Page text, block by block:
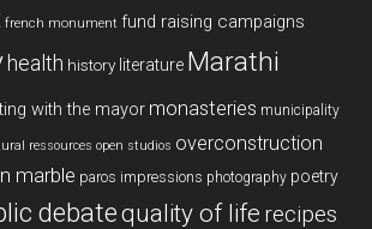
french monument fund raising campaigns
health history literature Marathi
with the mayor monasteries municipality
ressources open studios overconstruction
marble paros impressions photography poetry
debatequality of life recipes